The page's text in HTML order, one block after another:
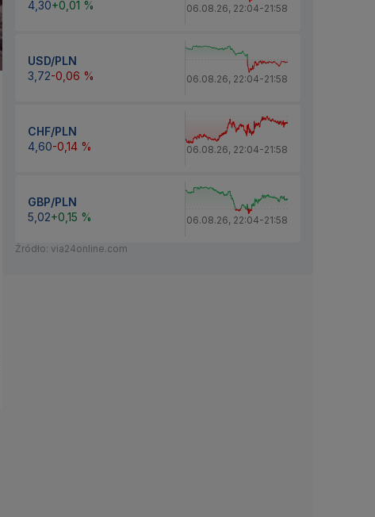
4,30+0,01 % 06.08.26, 22:04-21:58
USD/PLN
3,72-0,06 % 06.08.26, 22:04-21:58
CHF/PLN
4,60-0,14 % 06.08.26, 22:04-21:58
GBP/PLN
5,02+0,15 % 06.08.26, 22:04-21:58
Źródło: via24online.com